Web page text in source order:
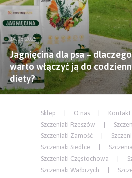
14.08.2025
Jagnięcina dla psa – dlaczego
warto włączyć ją do
diety?
Sklep O nas Kontakt
Szczeniaki Rzeszów
Szczeniaki Zamość
Szczeniaki Siedlce
Szczeniaki Częstochowa
Szczeniaki Wałbrzych